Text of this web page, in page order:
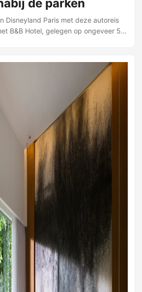
de parken
Disneyland Paris met deze autoreis
B&B Hotel, gelegen op ongeveer 5 à
meer. Je kunt elke dag aankomen en
nachten je wilt verblijven. Er rijdt een
het hotel en de Disney Parken van
iedere 20 minuten (’s middags om
die je bijboekt ontvang je bij je
heeft je parkreservering al gemaakt.
per dag geopend en je bagage kun je
of in het bagagedepot van het hotel
gereed is. ...